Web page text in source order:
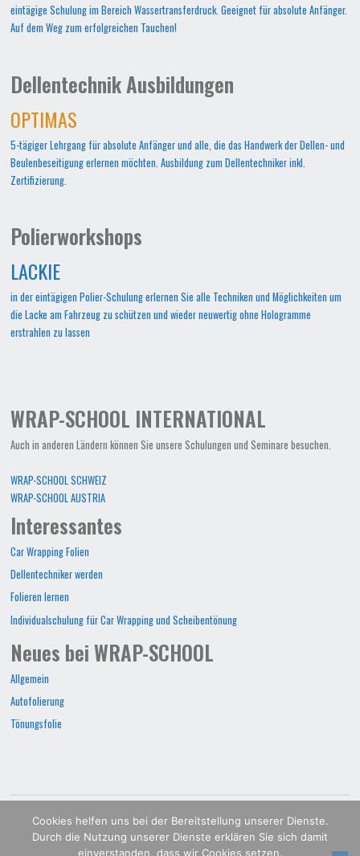
eintägige Schulung im Bereich Wassertransferdruck. Geeignet für absolute Anfänger.
Auf dem Weg zum erfolgreichen Tauchen!
Dellentechnik Ausbildungen
OPTIMAS
5-tägiger Lehrgang für absolute Anfänger und alle, die das Handwerk der Dellen- und
Beulenbeseitigung erlernen möchten. Ausbildung zum Dellentechniker inkl.
Zertifizierung.
Polierworkshops
LACKIE
in der eintägigen Polier-Schulung erlernen Sie alle Techniken und Möglichkeiten um
die Lacke am Fahrzeug zu schützen und wieder neuwertig ohne Hologramme
erstrahlen zu lassen
WRAP-SCHOOL INTERNATIONAL
Auch in anderen Ländern können Sie unsere Schulungen und Seminare besuchen.
WRAP-SCHOOL SCHWEIZ
WRAP-SCHOOL AUSTRIA
Interessantes
Car Wrapping Folien
Dellentechniker werden
Folieren lernen
Individualschulung für Car Wrapping und Scheibentönung
Neues bei WRAP-SCHOOL
Allgemein
Autofolierung
Tönungsfolie
POWERED BY SEPTERA & WORDPRESS.
Cookies helfen uns bei der Bereitstellung unserer Dienste.
Durch die Nutzung unserer Dienste erklären Sie sich damit
einverstanden, dass wir Cookies setzen.